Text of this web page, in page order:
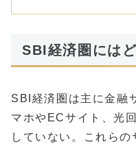
SBI経済圏には
SBI経済圏は主に金融
マホやECサイト、光
していない。これら